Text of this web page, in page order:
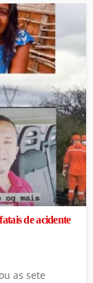
de acidente
as sete